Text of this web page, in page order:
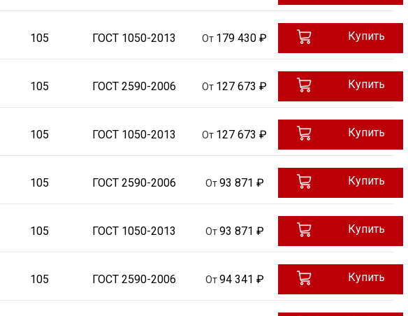
105 ГОСТ 1050-2013 От 179 430 ₽ Купить
105 ГОСТ 2590-2006 От 127 673 ₽ Купить
105 ГОСТ 1050-2013 От 127 673 ₽ Купить
105 ГОСТ 2590-2006 От93 871 ₽ Купить
105 ГОСТ 1050-2013 От93 871 ₽ Купить
105 ГОСТ 2590-2006 От94 341 ₽ Купить